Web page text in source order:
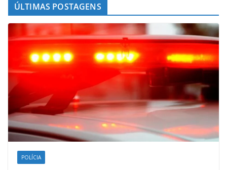
ÚLTIMAS POSTAGENS
POLÍCIA